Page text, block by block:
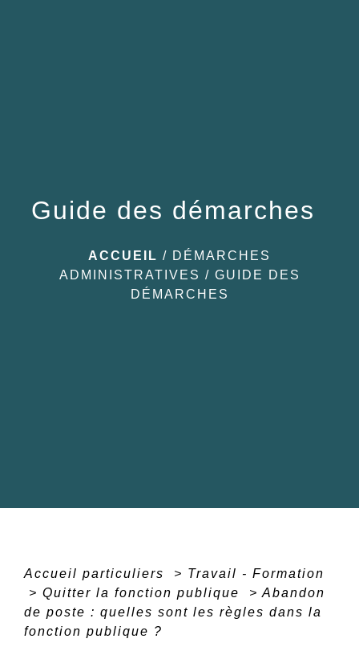
Guide des démarches
ACCUEIL / DÉMARCHES
ADMINISTRATIVES / GUIDE DES
DÉMARCHES
Accueil particuliers > Travail - Formation
> Quitter la fonction publique > Abandon
de poste : quelles sont les règles dans la
fonction publique ?